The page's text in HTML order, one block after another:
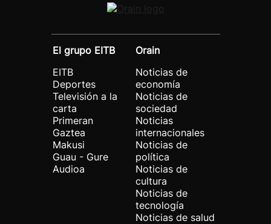
El grupo EITB
EITB
Deportes
Televisión a la
carta
Primeran
Gaztea
Makusi
Guau - Gure
Audioa
Orain
Noticias de
economía
Noticias de
sociedad
Noticias
internacionales
Noticias de
política
Noticias de
cultura
Noticias de
tecnología
Noticias de salud